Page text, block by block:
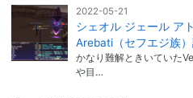
2022-05-21
シェオル ジェール ア
Arebati（セフエジ族
かなり難解ときいていた
や目…